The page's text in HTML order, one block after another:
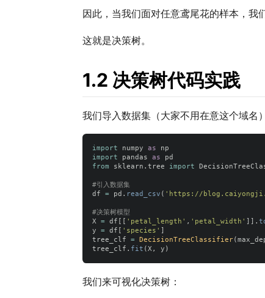
因此，当我们面对任意鸢尾花的样本，我
这就是决策树。
1.2 决策树代码实践
我们导入数据集（大家不用在意这个域名
import numpy as
np
import
pandas as
pd
from
sklearn.tree import
df
= pd . read_csv ( ' https://
X = df ' petal_length ' , ' petal_width ' ]].
y
= df ' species '
tree_clf
= DecisionTreeClassifier(
tree_clf . fit ( X, y )
我们来可视化决策树：